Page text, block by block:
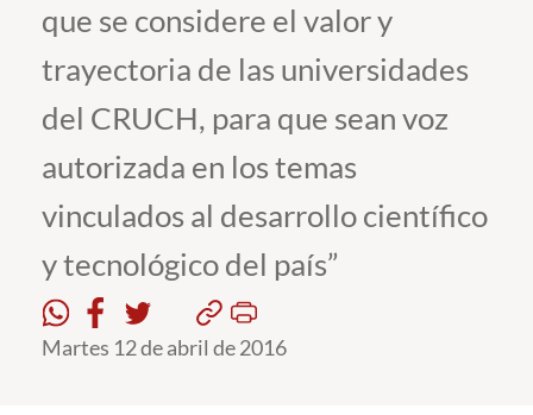
Estudiantes
Académicos
Funcionarios
Alumni
English
que se considere el valor y
trayectoria de las universidades
del CRUCH, para que sean voz
autorizada en los temas
vinculados al desarrollo científico
y tecnológico del país”
Martes 12 de abril de 2016